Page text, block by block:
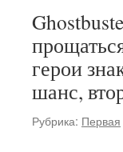
герои
шанс,
Рубрика: Первая